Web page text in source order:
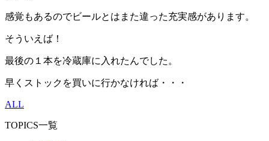
感覚もあるのでビールとはまた違った充実感があります。
そういえば！
最後の１本を冷蔵庫に入れたんでした。
早くストックを買いに行かなければ・・・
ALL
TOPICS一覧